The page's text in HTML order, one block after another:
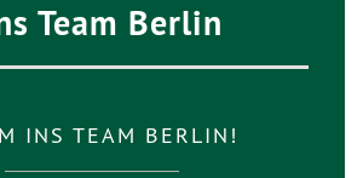
Team Berlin
INS TEAM BERLIN!